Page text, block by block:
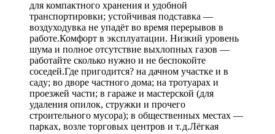
для компактного хранения и удобной
транспортировки; устойчивая подставка —
воздуходувка не упадёт во время перерывов в
работе.Комфорт в эксплуатации. Низкий уровень
шума и полное отсутствие выхлопных газов —
работайте сколько нужно и не беспокойте
соседей.Где пригодится? на дачном участке и в
саду; во дворе частного дома; на тротуарах и
проезжей части; в гараже и мастерской (для
удаления опилок, стружки и прочего
строительного мусора); в общественных местах —
парках, возле торговых центров и т. д.Лёгкая